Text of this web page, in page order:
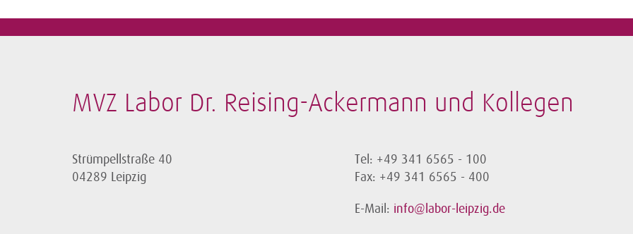
MVZ Labor Dr. Reising-Ackermann und Kollegen
Strümpellstraße 40
04289 Leipzig
Tel: +49 341 6565 - 100
Fax: +49 341 6565 - 400
E-Mail: info@labor-leipzig.de